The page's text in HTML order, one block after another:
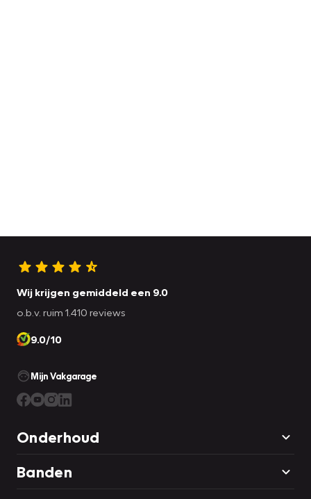
Wij krijgen gemiddeld een 9.0
o.b.v. ruim 1.410 reviews
9.0/10
Mijn Vakgarage
Onderhoud
Banden